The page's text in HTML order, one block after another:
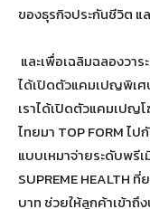
ของธุรกิจประกันชีวิต แ
และเพื่อเฉลิมฉลองวา
ได้เปิดตัวแคมเปญพิเศ
เราได้เปิดตัวแคมเปญ
ไทยมา TOP FORM ไป
แบบเหมาจ่ายระดับพรี
SUPREME HEALTH
บาท ช่วยให้ลูกค้าเข้า